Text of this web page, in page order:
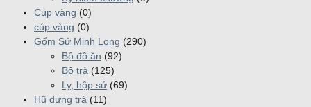
Cúp vàng (0)
cúp vàng (0)
Gốm Sứ Minh Long (290)
Bộ đồ ăn (92)
Bộ trà (125)
Ly, hộp sứ (69)
Hũ đựng trà (11)